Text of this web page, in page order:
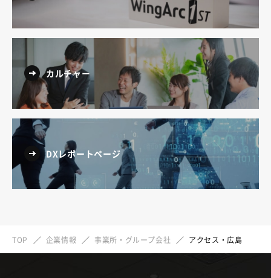
カルチャー
DXレポートページ
TOP 企業情報 事業所・グループ会社 アクセス・広島